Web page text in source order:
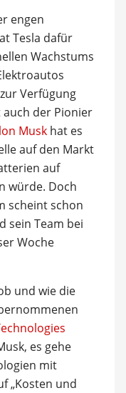
engen
Tesla dafür
Wachstums
Verfügung
der Pionier
Muskhat es
auf den Markt
auf
würde. Doch
scheint schon
sein Team bei
Woche
und wie die
es gehe
mit
„Kosten und